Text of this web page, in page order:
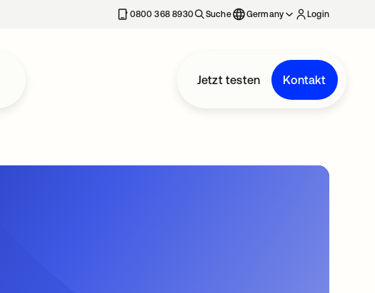
0800 368 8930 Suche Germany Login
Jetzt testen Kontakt